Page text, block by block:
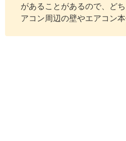
があることがあるので、ど
アコン周辺の壁やエアコン本